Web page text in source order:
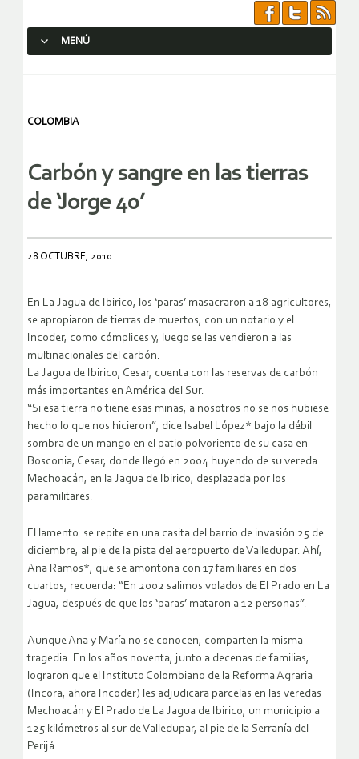
MENÚ
COLOMBIA
Carbón y sangre en las tierras
de ‘Jorge 40’
28 OCTUBRE, 2010
En La Jagua de Ibirico, los ‘paras’ masacraron a 18 agricultores,
se apropiaron de tierras de muertos, con un notario y el
Incoder, como cómplices y, luego se las vendieron a las
multinacionales del carbón.
La Jagua de Ibirico, Cesar, cuenta con las reservas de carbón
más importantes en América del Sur.
“Si esa tierra no tiene esas minas, a nosotros no se nos hubiese
hecho lo que nos hicieron”, dice Isabel López* bajo la débil
sombra de un mango en el patio polvoriento de su casa en
Bosconia, Cesar, donde llegó en 2004 huyendo de su vereda
Mechoacán, en la Jagua de Ibirico, desplazada por los
paramilitares.
El lamento se repite en una casita del barrio de invasión 25 de
diciembre, al pie de la pista del aeropuerto de Valledupar. Ahí,
Ana Ramos*, que se amontona con 17 familiares en dos
cuartos, recuerda: “En 2002 salimos volados de El Prado en La
Jagua, después de que los ‘paras’ mataron a 12 personas”.
Aunque Ana y María no se conocen, comparten la misma
tragedia. En los años noventa, junto a decenas de familias,
lograron que el Instituto Colombiano de la Reforma Agraria
(Incora, ahora Incoder) les adjudicara parcelas en las veredas
Mechoacán y El Prado de La Jagua de Ibirico, un municipio a
125 kilómetros al sur de Valledupar, al pie de la Serranía del
Perijá.